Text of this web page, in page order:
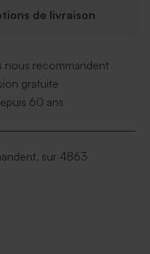
de livraison
nous recommandent
gratuite
60 ans
sur 4863